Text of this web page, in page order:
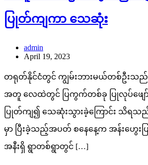
ပြုတ်ကျကာ သေဆုံး
admin
April 19, 2023
တရုတ်နိုင်ငံတွင် ကျွမ်းဘားမယ်တစ်ဦးသည်
အတူ လေထဲတွင် ပြကွက်တစ်ခု ပြုလုပ်ဖျော်
ပြုတ်ကျ၍ သေဆုံးသွားခဲ့ကြောင်း သိရသ
မှာ ပြီးခဲ့သည့်အပတ် စနေနေ့က အန်းဟွေး
အနီးရှိ ရွာတစ်ရွာတွင် […]